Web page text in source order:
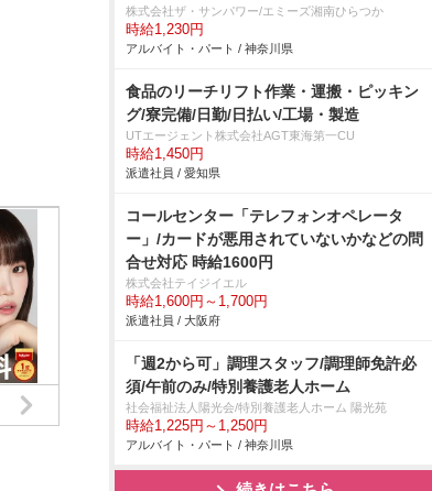
株式会社ザ・サンパワー/エミーズ湘南ひらつか
時給1,230円
アルバイト・パート / 神奈川県
食品のリーチリフト作業・運搬・ピッキン
グ/寮完備/日勤/日払い/工場・製造
UTエージェント株式会社AGT東海第一CU
時給1,450円
派遣社員 / 愛知県
コールセンター「テレフォンオペレータ
ー」/カードが悪用されていないかなどの問
合せ対応 時給1600円
株式会社テイジイエル
時給1,600円～1,700円
派遣社員 / 大阪府
「週2から可」調理スタッフ/調理師免許必
須/午前のみ/特別養護老人ホーム
社会福祉法人陽光会/特別養護老人ホーム 陽光苑
時給1,225円～1,250円
アルバイト・パート / 神奈川県